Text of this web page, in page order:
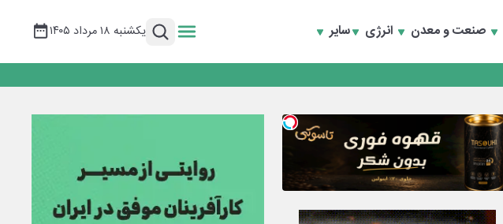
صنعت و معدن انرژی سایر یکشنبه ۱۸ مرداد ۱۴۰۵